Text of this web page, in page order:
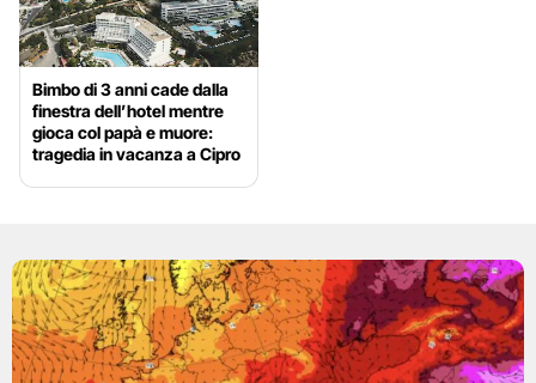
Bimbo di 3 anni cade dalla
finestra dell’hotel mentre
gioca col papà e muore:
tragedia in vacanza a Cipro